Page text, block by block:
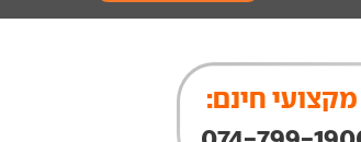
מקצועי חינם: